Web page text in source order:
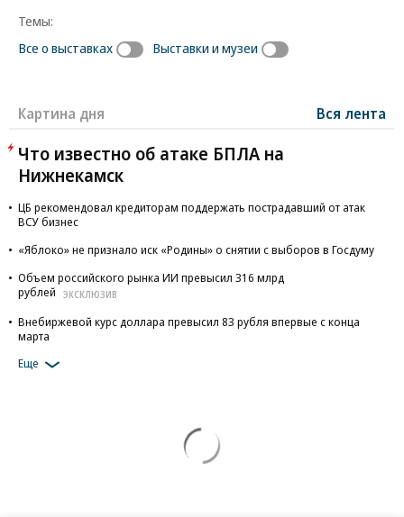
Темы:
Все о выставках
Выставки и музеи
Картина дня Вся лента
Что известно об атаке БПЛА на
Нижнекамск
ЦБ рекомендовал кредиторам поддержать пострадавший от атак
ВСУ бизнес
«Яблоко» не признало иск «Родины» о снятии с выборов в Госдуму
Объем российского рынка ИИ превысил 316 млрд
рублей
ЭКСКЛЮЗИВ
Внебиржевой курс доллара превысил 83 рубля впервые с конца
марта
Еще